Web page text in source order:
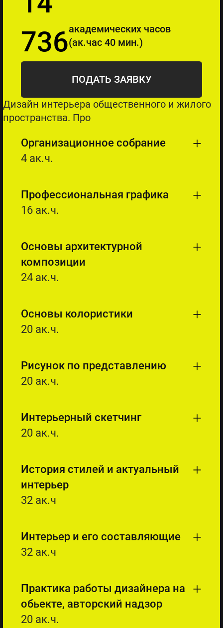
736академических часов
(ак.час 40 мин.)
ПОДАТЬ ЗАЯВКУ
Дизайн интерьера общественного и жилого
пространства. Про
Организационное собрание
4 ак.ч.
Профессиональная графика
16 ак.ч.
Основы архитектурной
композиции
24 ак.ч.
Основы колористики
20 ак.ч.
Рисунок по представлению
20 ак.ч.
Интерьерный скетчинг
20 ак.ч.
История стилей и актуальный
интерьер
32 ак.ч
Интерьер и его составляющие
32 ак.ч
Практика работы дизайнера на
обьекте, авторский надзор
20 ак.ч.